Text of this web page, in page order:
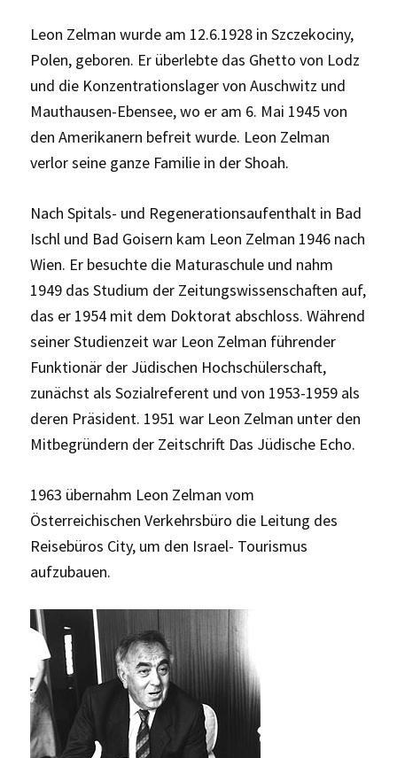
Leon Zelman wurde am 12.6.1928 in Szczekociny,
Polen, geboren. Er überlebte das Ghetto von Lodz
und die Konzentrationslager von Auschwitz und
Mauthausen-Ebensee, wo er am 6. Mai 1945 von
den Amerikanern befreit wurde. Leon Zelman
verlor seine ganze Familie in der Shoah.
Nach Spitals- und Regenerationsaufenthalt in Bad
Ischl und Bad Goisern kam Leon Zelman 1946 nach
Wien. Er besuchte die Maturaschule und nahm
1949 das Studium der Zeitungswissenschaften auf,
das er 1954 mit dem Doktorat abschloss. Während
seiner Studienzeit war Leon Zelman führender
Funktionär der Jüdischen Hochschülerschaft,
zunächst als Sozialreferent und von 1953-1959 als
deren Präsident. 1951 war Leon Zelman unter den
Mitbegründern der Zeitschrift Das Jüdische Echo.
1963 übernahm Leon Zelman vom
Österreichischen Verkehrsbüro die Leitung des
Reisebüros City, um den Israel- Tourismus
aufzubauen.